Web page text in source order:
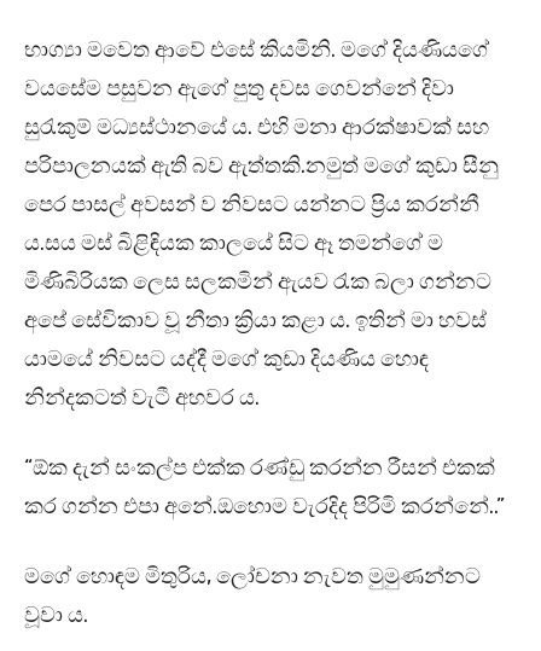
භාග්‍යා මවෙත ආවේ එසේ කියමිනි. මගේ දියණියගේ
වයසේම පසුවන ඇගේ පුතු දවස ගෙවන්නේ දිවා
සුරැකුම් මධ්‍යස්ථානයේ ය. එහි මනා ආරක්ෂාවක් සහ
පරිපාලනයක් ඇති බව ඇත්තකි.නමුත් මගේ කුඩා සීනු
පෙර පාසල් අවසන් ව නිවසට යන්නට ප්‍රිය කරන්නී
ය.සය මස් බිළිඳියක කාලයේ සිට ඈ තමන්ගේ ම
මිණිබිරියක ලෙස සලකමින් ඇයව රැක බලා ගන්නට
අපේ සේවිකාව වූ නීතා ක්‍රියා කළා ය. ඉතින් මා හවස්
යාමයේ නිවසට යද්දී මගේ කුඩා දියණිය හොඳ
නින්දකටත් වැටී අහවර ය.
“ඕක දැන් සංකල්ප එක්ක රණ්ඩු කරන්න රීසන් එකක්
කර ගන්න එපා අනේ.ඔහොම වැරදිද පිරිමි කරන්නේ..”
මගේ හොඳම මිතුරිය, ලෝචනා නැවත මුමුණන්නට
වූවා ය.